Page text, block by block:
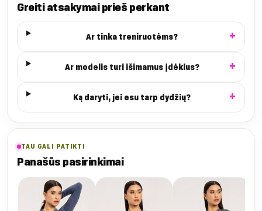
Greiti atsakymai prieš perkant
Ar tinka treniruotėms?
Ar modelis turi išimamus įdėklus?
Ką daryti, jei esu tarp dydžių?
TAU GALI PATIKTI
Panašūs pasirinkimai